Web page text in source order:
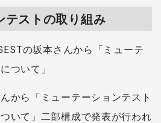
テストの取り組み
の坂本さんから「ミューテ
ついて」
から「ミューテーションテスト
いて」二部構成で発表が行われ